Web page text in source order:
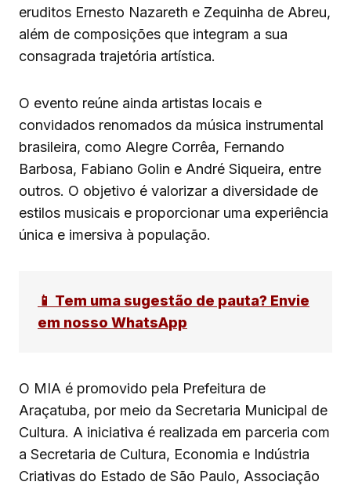
eruditos Ernesto Nazareth e Zequinha de Abreu,
além de composições que integram a sua
consagrada trajetória artística.
O evento reúne ainda artistas locais e
convidados renomados da música instrumental
brasileira, como Alegre Corrêa, Fernando
Barbosa, Fabiano Golin e André Siqueira, entre
outros. O objetivo é valorizar a diversidade de
estilos musicais e proporcionar uma experiência
única e imersiva à população.
📱 Tem uma sugestão de pauta? Envie
em nosso WhatsApp
O MIA é promovido pela Prefeitura de
Araçatuba, por meio da Secretaria Municipal de
Cultura. A iniciativa é realizada em parceria com
a Secretaria de Cultura, Economia e Indústria
Criativas do Estado de São Paulo, Associação